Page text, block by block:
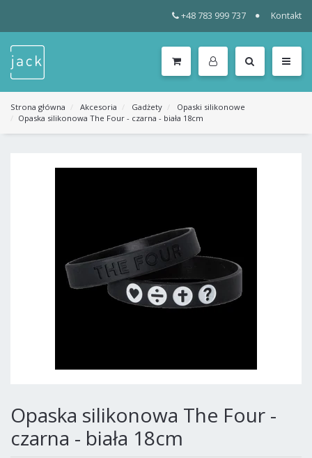
+48 783 999 737 Kontakt
KATEGORIE
MENU
Strona główna Akcesoria Gadżety
Opaski silikonowe
Opaska silikonowa The Four - czarna - biała 18cm
Opaska silikonowa The Four -
czarna - biała 18cm